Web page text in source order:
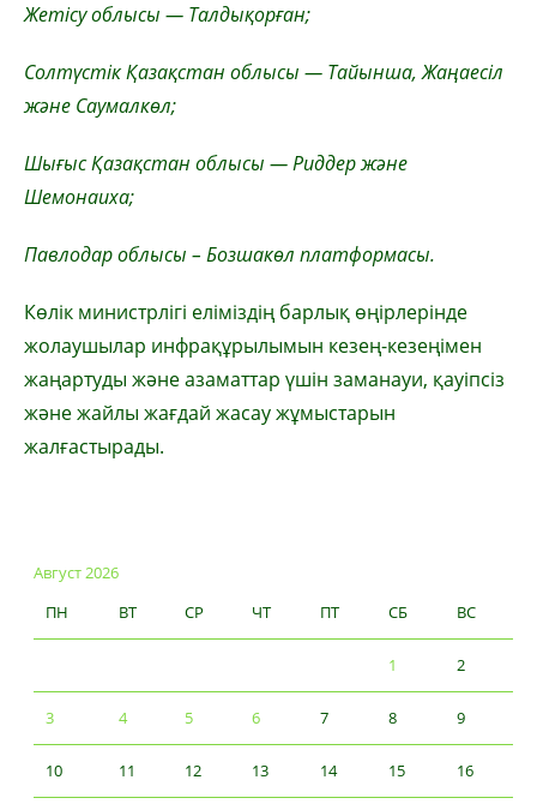
Жетісу облысы — Талдықорған;
Солтүстік Қазақстан облысы — Тайынша, Жаңаесіл
және Саумалкөл;
Шығыс Қазақстан облысы — Риддер және
Шемонаиха;
Павлодар облысы – Бозшакөл платформасы.
Көлік министрлігі еліміздің барлық өңірлерінде
жолаушылар инфрақұрылымын кезең-кезеңімен
жаңартуды және азаматтар үшін заманауи, қауіпсіз
және жайлы жағдай жасау жұмыстарын
жалғастырады.
Август 2026
ПН
ВТ СР ЧТ ПТ СБ ВС
1 2
3 4 5 6 7 8 9
10 11 12 13 14 15 16